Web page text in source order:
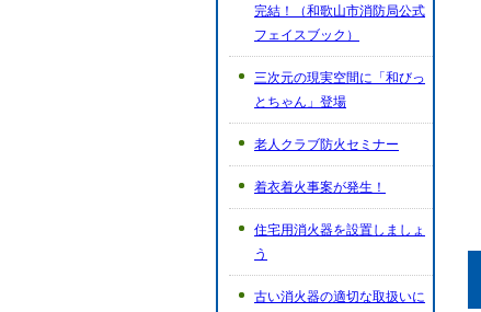
完結！（和歌山市消防局公式
フェイスブック）
三次元の現実空間に「和びっ
とちゃん」登場
老人クラブ防火セミナー
着衣着火事案が発生！
住宅用消火器を設置しましょ
う
古い消火器の適切な取扱いに